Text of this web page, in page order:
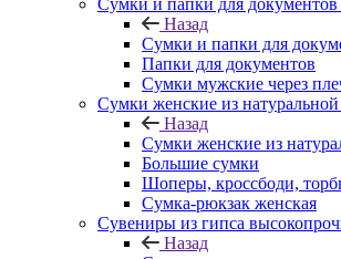
Сумки и папки для документов
Назад
Сумки и папки для
Папки для документов
Сумки мужские через
Сумки женские из
Назад
Сумки женские из
Большие сумки
Шоперы, кроссбоди,
Сумка-рюкзак женская
Сувениры из гипса
Назад